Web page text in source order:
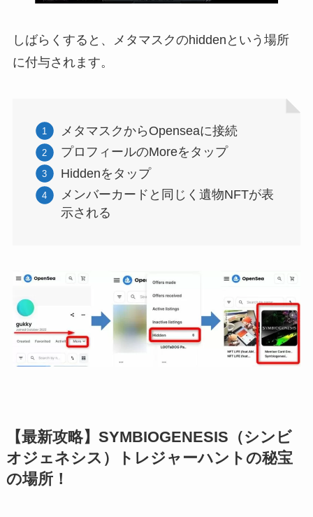
しばらくすると、メタマスクのhiddenという場所
に付与されます。
メタマスクからOpenseaに接続
プロフィールのMoreをタップ
Hiddenをタップ
メンバーカードと同じく遺物NFTが表
示される
【最新攻略】SYMBIOGENESIS（シンビ
オジェネシス）トレジャーハントの秘宝
の場所！